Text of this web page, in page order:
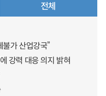
전체
가 산업강국”
강력 대응 의지 밝혀